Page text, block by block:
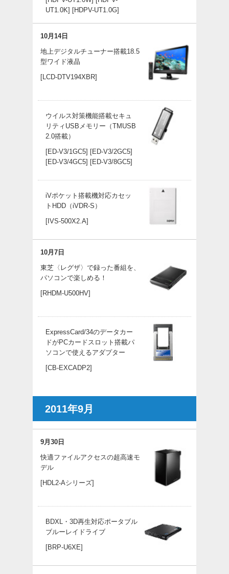
UT1.0K] [HDPV-UT1.0G]
10月14日
地上デジタルチューナー搭載18.5
型ワイド液晶
[LCD-DTV194XBR]
ウイルス対策機能搭載セキュ
リティUSBメモリー（TMUSB
2.0搭載）
[ED-V3/1GC5] [ED-V3/2GC5]
[ED-V3/4GC5] [ED-V3/8GC5]
iVポケット搭載機対応カセッ
トHDD（iVDR-S）
[IVS-500X2.A]
10月7日
東芝〈レグザ〉で録った番組を、
パソコンで楽しめる！
[RHDM-U500HV]
ExpressCard/34のデータカー
ドがPCカードスロット搭載パ
ソコンで使えるアダプター
[CB-EXCADP2]
2011年9月
9月30日
快適ファイルアクセスの超高速モ
デル
[HDL2-Aシリーズ]
BDXL・3D再生対応ポータブル
ブルーレイドライブ
[BRP-U6XE]